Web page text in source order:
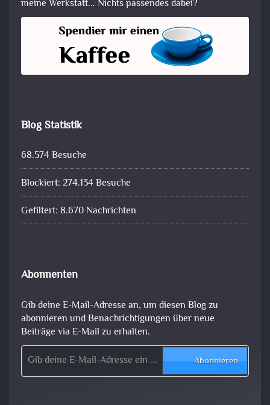
meine Werkstatt... Nichts passendes dabei?
Blog Statistik
68.574 Besuche
Blockiert: 274.134 Besuche
Gefiltert: 8.670 Nachrichten
Abonnenten
Gib deine E-Mail-Adresse an, um diesen Blog zu
abonnieren und Benachrichtigungen über neue
Beiträge via E-Mail zu erhalten.
Gib deine E-Mail-Adresse ein ...
Abonnieren